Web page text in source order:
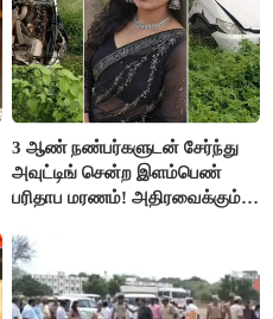
3 ஆண் நண்பர்களுடன் சேர்ந்து
அவுட்டிங் சென்ற இளம்பெண்
பரிதாப மரணம்! அதிரவைக்கும்